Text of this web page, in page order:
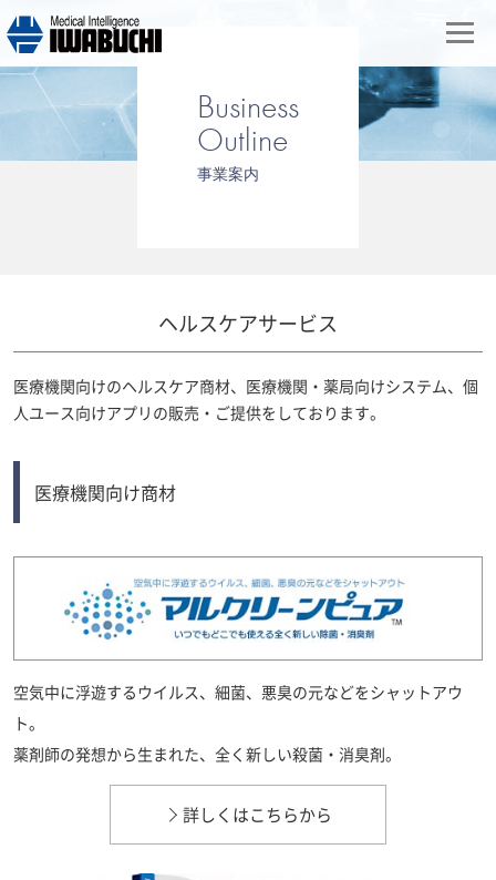
Business
Outline
事業案内
ヘルスケアサービス
医療機関向けのヘルスケア商材、医療機関・薬局向けシステム、個
人ユース向けアプリの販売・ご提供をしております。
医療機関向け商材
空気中に浮遊するウイルス、細菌、悪臭の元などをシャットアウ
ト。
薬剤師の発想から生まれた、全く新しい殺菌・消臭剤。
詳しくはこちらから